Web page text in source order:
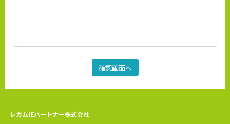
確認画面へ
レカムIEパートナー株式会社